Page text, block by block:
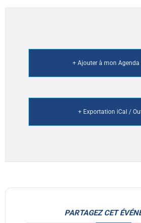
+ Ajouter à mon Agenda
+ Exportation iCal /
PARTAGEZ CET